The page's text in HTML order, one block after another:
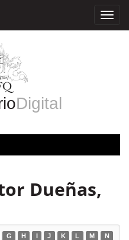
Digital
Dueñas,
G H I J K L M
N